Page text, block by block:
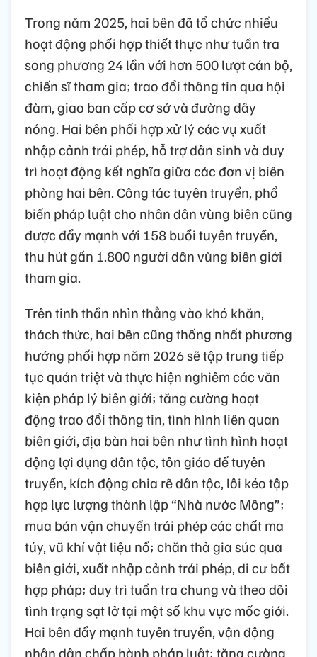
Trong năm 2025, hai bên đã tổ chức nhiều
hoạt động phối hợp thiết thực như tuần tra
song phương 24 lần với hơn 500 lượt cán bộ,
chiến sĩ tham gia; trao đổi thông tin qua hội
đàm, giao ban cấp cơ sở và đường dây
nóng. Hai bên phối hợp xử lý các vụ xuất
nhập cảnh trái phép, hỗ trợ dân sinh và duy
trì hoạt động kết nghĩa giữa các đơn vị biên
phòng hai bên. Công tác tuyên truyền, phổ
biến pháp luật cho nhân dân vùng biên cũng
được đẩy mạnh với 158 buổi tuyên truyền,
thu hút gần 1.800 người dân vùng biên giới
tham gia.
Trên tinh thần nhìn thẳng vào khó khăn,
thách thức, hai bên cũng thống nhất phương
hướng phối hợp năm 2026 sẽ tập trung tiếp
tục quán triệt và thực hiện nghiêm các văn
kiện pháp lý biên giới; tăng cường hoạt
động trao đổi thông tin, tình hình liên quan
biên giới, địa bàn hai bên như tình hình hoạt
động lợi dụng dân tộc, tôn giáo để tuyên
truyền, kích động chia rẽ dân tộc, lôi kéo tập
hợp lực lượng thành lập “Nhà nước Mông”;
mua bán vận chuyển trái phép các chất ma
túy, vũ khí vật liệu nổ; chăn thả gia súc qua
biên giới, xuất nhập cảnh trái phép, di cư bất
hợp pháp; duy trì tuần tra chung và theo dõi
tình trạng sạt lở tại một số khu vực mốc giới.
Hai bên đẩy mạnh tuyên truyền, vận động
nhân dân chấp hành pháp luật; tăng cường